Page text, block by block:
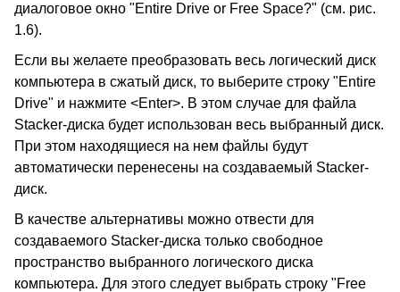
диалоговое окно "Entire Drive or Free Space?" (см. рис.
1.6).
Если вы желаете преобразовать весь логический диск
компьютера в сжатый диск, то выберите строку "Entire
Drive" и нажмите <Enter>. В этом случае для файла
Stacker-диска будет использован весь выбранный диск.
При этом находящиеся на нем файлы будут
автоматически перенесены на создаваемый Stacker-
диск.
В качестве альтернативы можно отвести для
создаваемого Stacker-диска только свободное
пространство выбранного логического диска
компьютера. Для этого следует выбрать строку "Free